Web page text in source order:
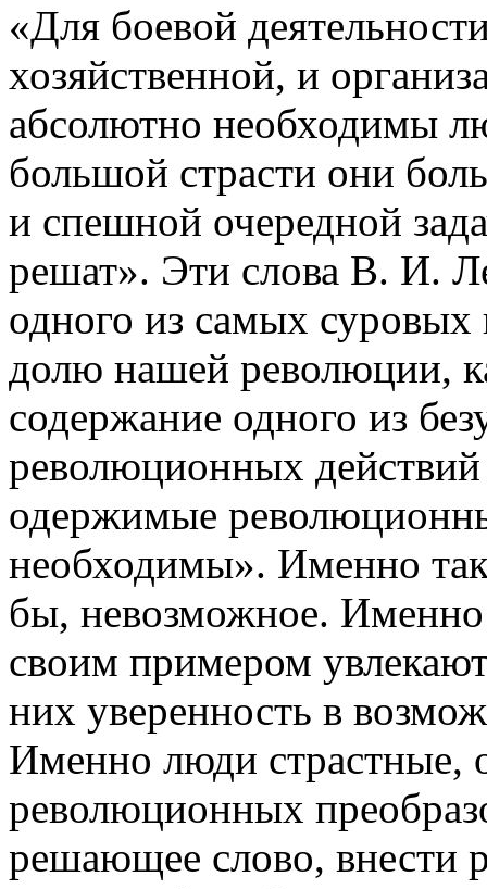
«Для боевой
хозяйственной, и
абсолютно необходимы
большой страсти они
и спешной очередной
решат». Эти слова В. И.
одного из самых
долю нашей революции,
содержание одного из
революционных
одержимые
необходимы». Именно
бы, невозможное.
своим примером
них уверенность в
Именно люди страстные,
революционных
решающее слово, внести